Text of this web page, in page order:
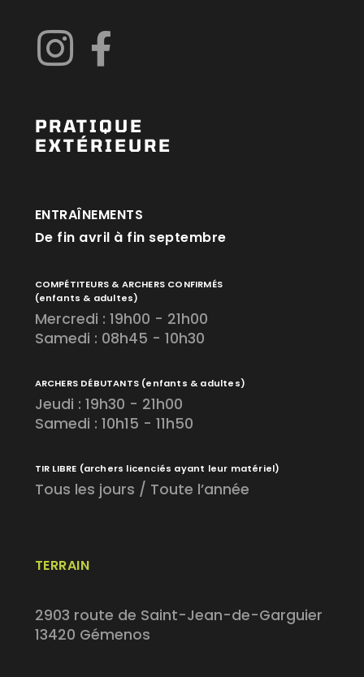
PRATIQUE
EXTÉRIEURE
TERRAIN
2903 route de Saint-Jean-de-Garguier
13420 Gémenos
ENTRAÎNEMENTS
De fin avril à fin septembre
COMPÉTITEURS & ARCHERS CONFIRMÉS
(enfants & adultes)
Mercredi : 19h00 - 21h00
Samedi : 08h45 - 10h30
ARCHERS DÉBUTANTS (enfants & adultes)
Jeudi : 19h30 - 21h00
Samedi : 10h15 - 11h50
TIR LIBRE (archers licenciés ayant leur matériel)
Tous les jours / Toute l’année